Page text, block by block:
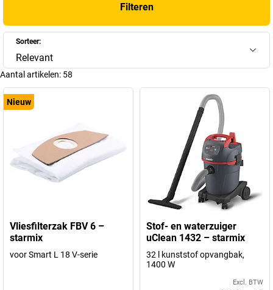
Starmix het zekere voor het onzekere. Starmix-zuigers
geschikte industriële zuiger: voor alle werkzaamheden, voor elk
Filteren
Sorteer:
Relevant
Aantal artikelen: 58
Nieuw
Vliesfilterzak FBV 6 –
starmix
voor Smart L 18 V-serie
Stof- en waterzuiger
uClean 1432 – starmix
32 l kunststof opvangbak,
1400 W
Excl. BTW